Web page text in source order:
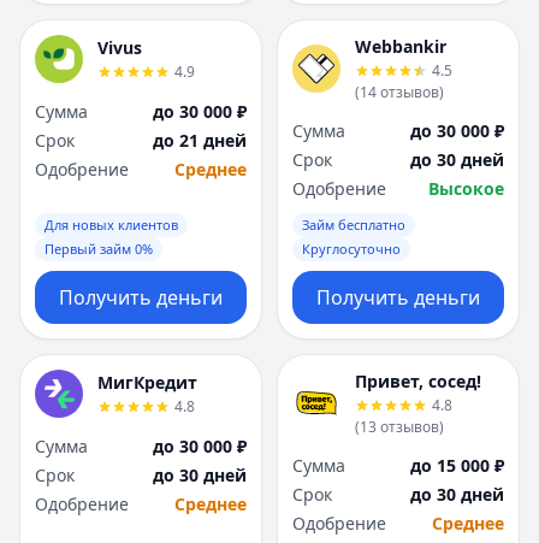
Vivus
4.9
Сумма
до 30 000 ₽
Срок
до 21 дней
Одобрение
Среднее
Для новых клиентов
Первый займ 0%
Получить деньги
Webbankir
4.5
(14отзывов)
Сумма
до 30 000 ₽
Срок
до 30 дней
Одобрение
Высокое
Займ бесплатно
Круглосуточно
Получить деньги
МигКредит
4.8
Сумма
до 30 000 ₽
Срок
до 30 дней
Одобрение
Среднее
Привет, сосед!
4.8
(13 отзывов)
Сумма
до 15 000 ₽
Срок
до 30 дней
Одобрение
Среднее